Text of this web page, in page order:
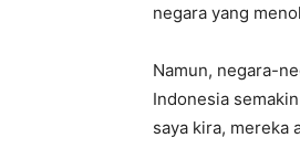
negara yang
Namun, negara-
Indonesia
saya kira, mereka